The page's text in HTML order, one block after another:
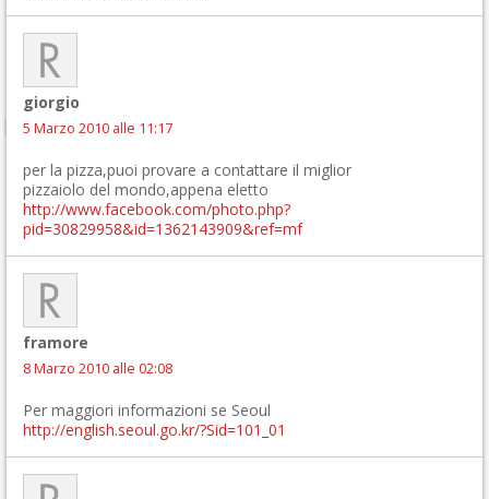
giorgio
5 Marzo 2010 alle 11:17
per la pizza,puoi provare a contattare il miglior
pizzaiolo del mondo,appena eletto
http://www.facebook.com/photo.php?
pid=30829958&id=1362143909&ref=mf
framore
8 Marzo 2010 alle 02:08
Per maggiori informazioni se Seoul
http://english.seoul.go.kr/?Sid=101_01